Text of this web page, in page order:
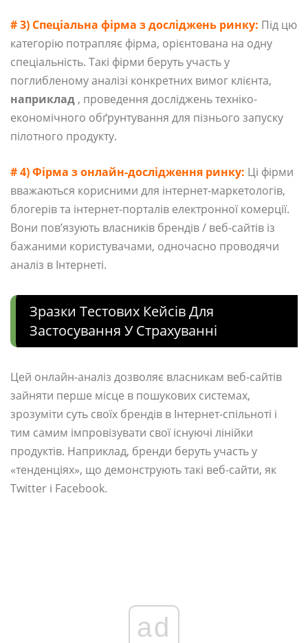
# 3) Спеціальна фірма з досліджень ринку: Під цю
категорію потрапляє фірма, орієнтована на одну
спеціальність. Такі фірми беруть участь у
поглибленому аналізі конкретних вимог клієнта,
наприклад , проведення досліджень техніко-
економічного обґрунтування для пізнього запуску
пілотного продукту.
# 4) Фірма з онлайн-дослідження ринку: Ці фірми
вважаються корисними для інтернет-маркетологів,
блогерів та інтернет-порталів електронної комерції.
Вони пов’язують власників брендів / веб-сайтів із
бажаними користувачами, одночасно проводячи
аналіз в Інтернеті.
Зразки Тестових Кейсів Для
Застосування У Страхуванні
Цей онлайн-аналіз дозволяє власникам веб-сайтів
зайняти перше місце в пошукових системах,
зрозуміти суть своїх брендів в Інтернет-спільноті і
тим самим імпровізувати свої існуючі лінійки
продуктів. Наприклад, бренди беруть участь у
«тенденціях», що демонструють такі веб-сайти, як
Twitter і Facebook.
ad